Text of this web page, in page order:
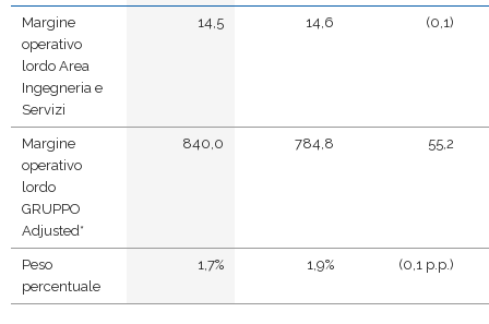
Margine
operativo
lordo Area
Ingegneria e
Servizi
14,5 14,6 (0,1)
Margine
operativo
lordo
GRUPPO
Adjusted*
840,0 784,8 55,2
Peso
percentuale
1,7% 1,9% (0,1 p.p.)